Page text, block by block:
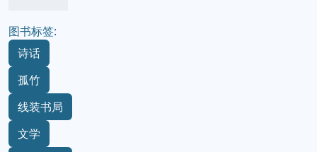
图书标签:
诗话
孤竹
线装书局
文学